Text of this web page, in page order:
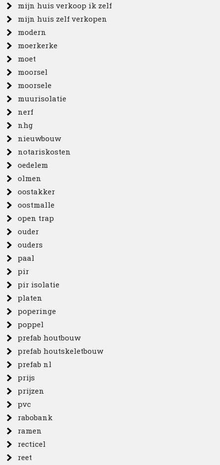
mijn huis verkoop ik zelf
mijn huis zelf verkopen
modern
moerkerke
moet
moorsel
moorsele
muurisolatie
nerf
nhg
nieuwbouw
notariskosten
oedelem
olmen
oostakker
oostmalle
open trap
ouder
ouders
paal
pir
pir isolatie
platen
poperinge
poppel
prefab houtbouw
prefab houtskeletbouw
prefab nl
prijs
prijzen
pvc
rabobank
ramen
recticel
reet